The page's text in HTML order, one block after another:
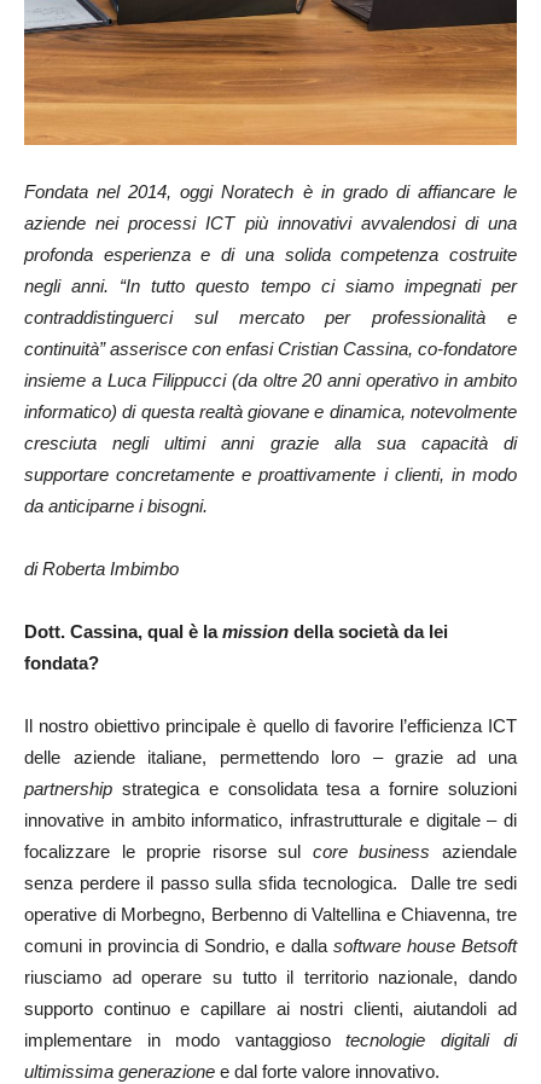
Fondata nel 2014, oggi Noratech è in grado di affiancare le
aziende nei processi ICT più innovativi avvalendosi di una
profonda esperienza e di una solida competenza costruite
negli anni. “In tutto questo tempo ci siamo impegnati per
contraddistinguerci sul mercato per professionalità e
continuità” asserisce con enfasi Cristian Cassina, co-fondatore
insieme a Luca Filippucci (da oltre 20 anni operativo in ambito
informatico) di questa realtà giovane e dinamica, notevolmente
cresciuta negli ultimi anni grazie alla sua capacità di
supportare concretamente e proattivamente i clienti, in modo
da anticiparne i bisogni.
di Roberta Imbimbo
Dott. Cassina, qual è lamission della società da lei
fondata?
Il nostro obiettivo principale è quello di favorire l’efficienza ICT
delle aziende italiane, permettendo loro – grazie ad una
partnership strategica e consolidata tesa a fornire soluzioni
innovative in ambito informatico, infrastrutturale e digitale – di
focalizzare le proprie risorse sul core business aziendale
senza perdere il passo sulla sfida tecnologica. Dalle tre sedi
operative di Morbegno, Berbenno di Valtellina e Chiavenna, tre
comuni in provincia di Sondrio, e dalla software house Betsoft
riusciamo ad operare su tutto il territorio nazionale, dando
supporto continuo e capillare ai nostri clienti, aiutandoli ad
implementare in modo vantaggioso tecnologie digitali di
ultimissima generazione e dal forte valore innovativo.